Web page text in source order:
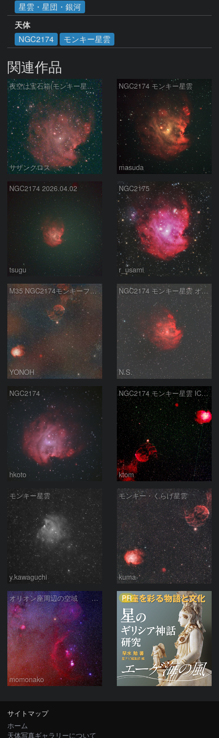
星雲・星団・銀河
天体
NGC2174
モンキー星雲
関連作品
夜空は宝石箱(モンキー星雲 NGC2174) Seestar50
サザンクロス
NGC2174 モンキー星雲
masuda
NGC2174 2026.04.02
tsugu
NGC2175
r_usami
M35 NGC2174モンキーフェイス星雲 IC443クラゲ星雲
YONOH
NGC2174 モンキー星雲 オリオン座
N.S.
NGC2174
hkoto
NGC2174 モンキー星雲 IC443 くらげ星雲 Ｍ35 散開星団 2026-2-12
ktom
モンキー星雲
y.kawaguchi
モンキー・くらげ星雲
kuma-
オリオン座周辺の空域 251218
momonako
PR
サイトマップ
ホーム
天体写真ギャラリーについて